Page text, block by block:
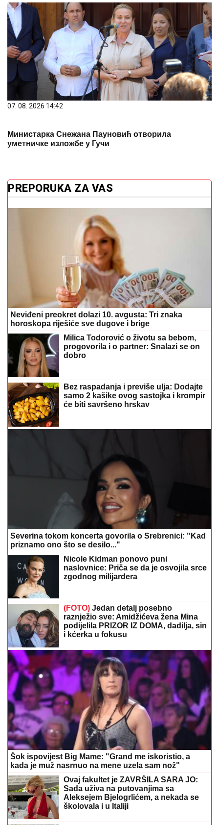
07. 08. 2026 14:42
Министарка Снежана Пауновић отворила
уметничке изложбе у Гучи
PREPORUKA ZA VAS
Neviđeni preokret dolazi 10. avgusta: Tri znaka
horoskopa riješiće sve dugove i brige
Milica Todorović o životu sa bebom,
progovorila i o partner: Snalazi se on
dobro
Bez raspadanja i previše ulja: Dodajte
samo 2 kašike ovog sastojka i krompir
će biti savršeno hrskav
Severina tokom koncerta govorila o Srebrenici: "Kad
priznamo ono što se desilo..."
Nicole Kidman ponovo puni
naslovnice: Priča se da je osvojila srce
zgodnog milijardera
(FOTO) Jedan detalj posebno
raznježio sve: Amidžićeva žena Mina
podijelila PRIZOR IZ DOMA, dadilja, sin
i kćerka u fokusu
Šok ispovijest Big Mame: "Grand me iskoristio, a
kada je muž nasrnuo na mene uzela sam nož"
Ovaj fakultet je ZAVRŠILA SARA JO:
Sada uživa na putovanjima sa
Aleksejem Bjelogrlićem, a nekada se
školovala i u Italiji